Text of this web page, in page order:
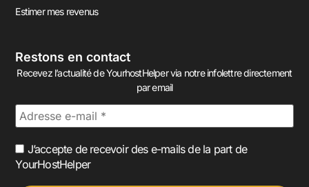
Estimer mes revenus
Restons en contact
Recevez l’actualité de YourhostHelper via notre infolettre directement
par email
J’accepte de recevoir des e-mails de la part de
YourHostHelper